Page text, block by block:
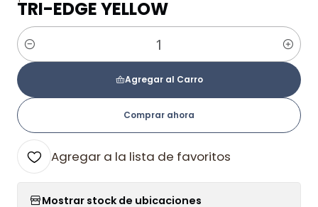
TRI-EDGE YELLOW
Cantidad
Agregar al Carro
Comprar ahora
Agregar a la lista de favoritos
Mostrar stock de ubicaciones